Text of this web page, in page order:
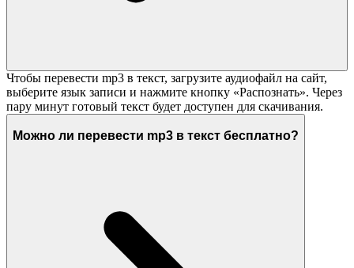
Чтобы перевести mp3 в текст, загрузите аудиофайл на сайт,
выберите язык записи и нажмите кнопку «Распознать». Через
пару минут готовый текст будет доступен для скачивания.
Можно ли перевести mp3 в текст бесплатно?